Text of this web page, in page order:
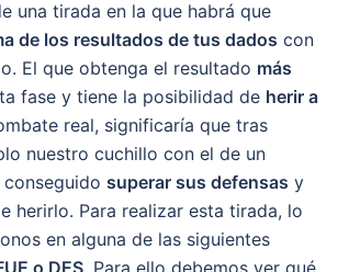
una tirada en la que habrá que
de los resultados de tus dados con
El que obtenga el resultado más
fase y tiene la posibilidad de herir a
real, significaría que tras
nuestro cuchillo con el de un
superar sus defensas y
herirlo. Para realizar esta tirada, lo
en alguna de las siguientes
o DES. Para ello debemos ver qué